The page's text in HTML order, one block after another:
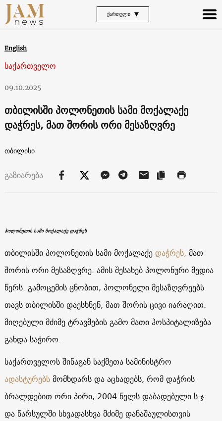
ᲥᲐᲠᲗᲣᲚᲘ
English
საქართველო
09.10.2025
თბილისში პოლონეთის სამი მოქალაქე
დაჭრეს, მათ შორის ორი მესაზღვრე
თბილისი
გაზიარება
პოლონეთის სამი მოქალაქე დაჭრეს
თბილისში პოლონეთის სამი მოქალაქედაჭრეს, მათ
შორის ორი მესაზღვრე. ამის შესახებ პოლონური მედია
წერს. გამოცემის ცნობით, პოლონელი მესაზღვრეებს
თავს თბილისში დაესხნენ, მათ შორის ცივი იარაღით.
მიღებული მძიმე ტრავმების გამო მათი ჰოსპიტალიზება
გახდა საჭირო.
საქართველოს შინაგან საქმეთა სამინისტრო
ადასტურებსმომხდარს და აცხადებს, რომ დაჭრის
ბრალდებით ორი პირი, 2004 წელს დაბადებული ს.ჯ.
და წარსულში სხვადასხვა მძიმე დანაშაულისთვის